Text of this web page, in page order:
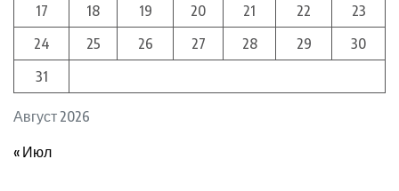
Август 2026
17
18 19 20 21 22
23
24
25 26 27 28 29
30
31
« Июл